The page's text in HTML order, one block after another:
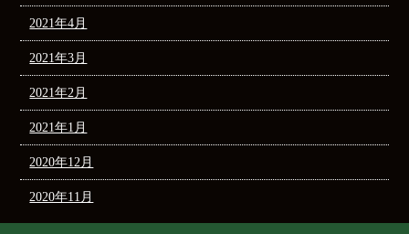
2021年4月
2021年3月
2021年2月
2021年1月
2020年12月
2020年11月